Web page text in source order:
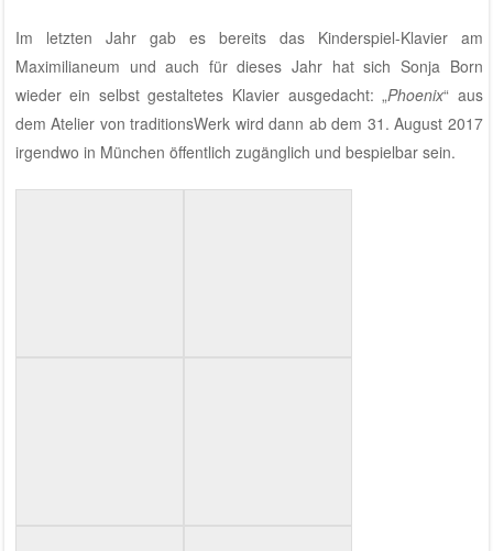
Im letzten Jahr gab es bereits das Kinderspiel-Klavier am
Maximilianeum und auch für dieses Jahr hat sich Sonja Born
wieder ein selbst gestaltetes Klavier ausgedacht: „Phoenix“ aus
demAtelier von traditionsWerk wird dann ab dem 31. August 2017
irgendwo in München öffentlich zugänglich und bespielbar sein.